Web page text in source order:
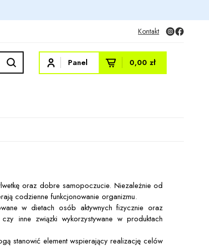
Kontakt
Panel 0,00 zł
oraz dobre samopoczucie. Niezależnie od
codzienne funkcjonowanie organizmu.
w dietach osób aktywnych fizycznie oraz
inne związki wykorzystywane w produktach
stanowić element wspierający realizację celów